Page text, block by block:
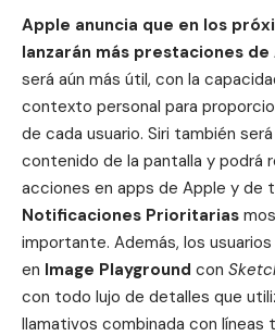
Apple anuncia que en los
lanzarán más prestaciones
será aún más útil, con la
contexto personal para
de cada usuario. Siri también
contenido de la pantalla y podrá
acciones en apps de Apple y de
Notificaciones Prioritarias
importante. Además, los
en Image Playground con
con todo lujo de detalles que
llamativos combinada con líneas